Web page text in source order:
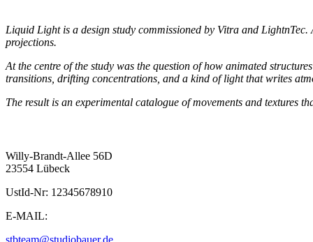
Liquid Light is a design study commissioned by Vitra and
projections.
At the centre of the study was the question of how animated
transitions, drifting concentrations, and a kind of light that writes
The result is an experimental catalogue of movements and textures
Willy-Brandt-Allee 56D
23554 Lübeck
UstId-Nr: 12345678910
E-MAIL:
stbteam@studiobauer.de